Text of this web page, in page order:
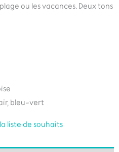
ou les vacances. Deux tons
bleu-vert
liste de souhaits